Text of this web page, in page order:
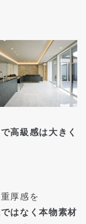
高級感は大きく
厚感を
はなく本物素材